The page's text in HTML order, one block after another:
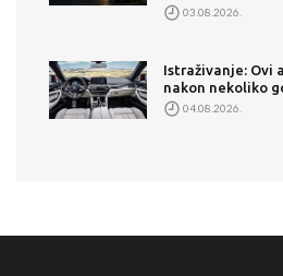
03.08.2026.
Istraživanje: Ovi
nakon nekoliko
04.08.2026.